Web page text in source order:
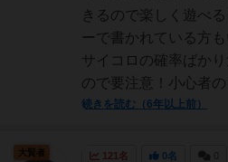
きるので楽しく遊べ
ーで書かれている方
サイコロの確率ばか
ので要注意！小心者の
続きを読む（6年以上前）
121名 0名
大賢者